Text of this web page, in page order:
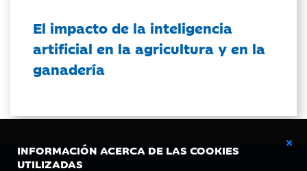
INFORMACIÓN ACERCA DE LAS COOKIES
UTILIZADAS
El impacto de la inteligencia
artificial en la agricultura y en la
ganadería